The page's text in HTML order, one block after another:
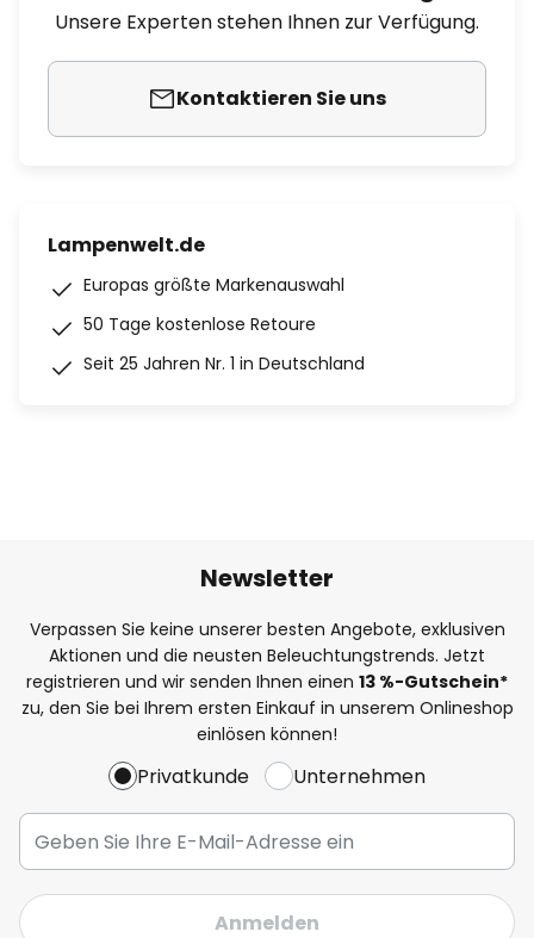
Unsere Experten stehen Ihnen zur Verfügung.
Kontaktieren Sie uns
Lampenwelt.de
Europas größte Markenauswahl
50 Tage kostenlose Retoure
Seit 25 Jahren Nr. 1 in Deutschland
Newsletter
Verpassen Sie keine unserer besten Angebote, exklusiven
Aktionen und die neusten Beleuchtungstrends. Jetzt
registrieren und wir senden Ihnen einen 13 %-Gutschein*
zu, den Sie bei Ihrem ersten Einkauf in unserem Onlineshop
einlösen können!
Privatkunde Unternehmen
Anmelden